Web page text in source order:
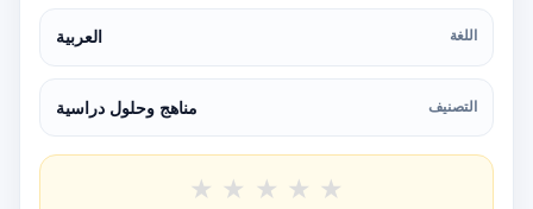
اللغة العربية
التصنيف مناهج وحلول دراسية
★ ★ ★ ★ ★